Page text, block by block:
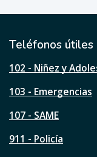
t
l
s
a
á
i
Teléfonos útiles
102 - Niñez y
103 - Emergencias
107 - SAME
911 - Policía